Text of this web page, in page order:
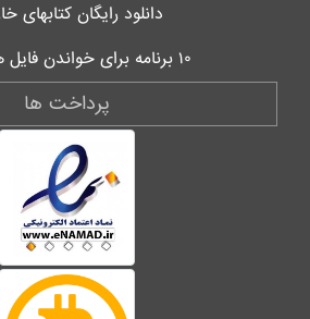
دانلود رایگان کتابهای
۱۰ برنامه برای خواندن فایل های PDF
پرداخت ها